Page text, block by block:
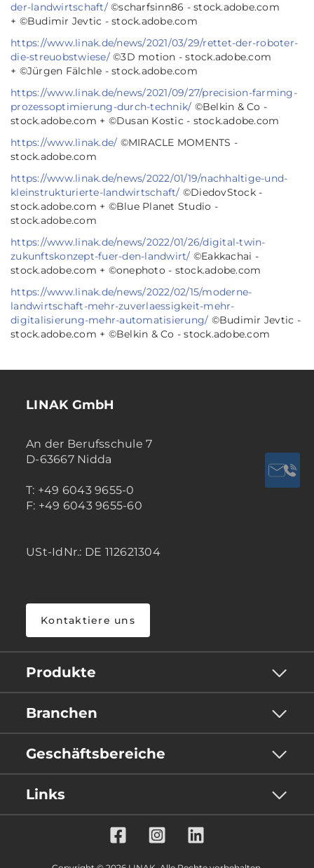
der-landwirtschaft/©scharfsinn86 - stock.adobe.com
+ ©Budimir Jevtic - stock.adobe.com
https://www.linak.de/news/2021/03/29/rettet-der-roboter-
die-streuobstwiese/©3D motion - stock.adobe.com
+ ©Jürgen Fälchle - stock.adobe.com
https://www.linak.de/news/2021/09/27/precision-farming-
prozessoptimierung-durch-technik/ ©Belkin & Co -
stock.adobe.com + ©Dusan Kostic - stock.adobe.com
https://www.linak.de/ ©MIRACLE MOMENTS -
stock.adobe.com
https://www.linak.de/news/2022/01/19/nachhaltige-und-
kleinstrukturierte-landwirtschaft/ ©DiedovStock -
stock.adobe.com + ©Blue Planet Studio -
stock.adobe.com
https://www.linak.de/news/2022/01/26/digital-twin-
zukunftskonzept-fuer-den-landwirt/ ©Eakkachai -
stock.adobe.com + ©onephoto - stock.adobe.com
https://www.linak.de/news/2022/02/15/moderne-
landwirtschaft-mehr-zuverlaessigkeit-mehr-
digitalisierung-mehr-automatisierung/ ©Budimir Jevtic -
stock.adobe.com + ©Belkin & Co - stock.adobe.com
LINAK GmbH
An der Berufsschule 7
D-63667 Nidda
T: +49 6043 9655-0
F: +49 6043 9655-60
USt-IdNr.: DE 112621304
Kontaktiere uns
Produkte
Branchen
Geschäftsbereiche
Links